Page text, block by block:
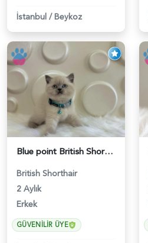
İstanbul /Beykoz
Blue point British Shorthair Kedim 2 Aylık - 4132
British Shorthair
2 Aylık
Erkek
GÜVENILIR ÜYE